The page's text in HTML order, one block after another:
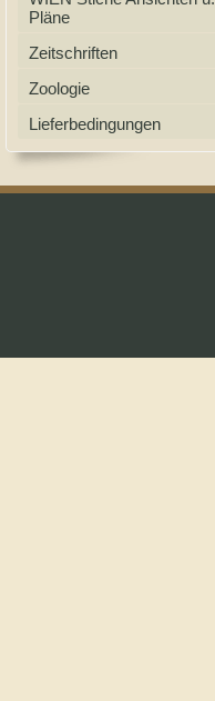
Pläne
Zeitschriften
Zoologie
Lieferbedingungen